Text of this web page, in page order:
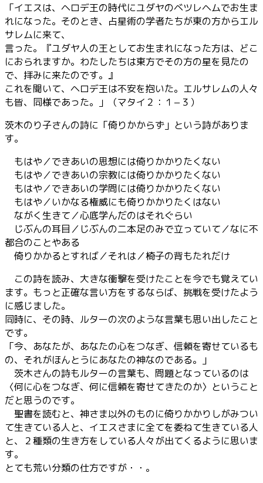
「イエスは、ヘロデ王の時代にユダヤのベツレヘムでお生ま
れになった。そのとき、占星術の学者たちが東の方からエル
サレムに来て、
言った。『ユダヤ人の王としてお生まれになった方は、どこ
におられますか。わたしたちは東方でその方の星を見たの
で、拝みに来たのです。』
これを聞いて、ヘロデ王は不安を抱いた。エルサレムの人々
も皆、同様であった。」（マタイ２：１−３）
茨木のり子さんの詩に「倚りかからず」という詩がありま
す。
もはや／できあいの思想には倚りかかりたくない
もはや／できあいの宗教には倚りかかりたくない
もはや／できあいの学問には倚りかかりたくない
もはや／いかなる権威にも倚りかかりたくはない
ながく生きて／心底学んだのはそれぐらい
じぶんの耳目／じぶんの二本足のみで立っていて／なに不
都合のことやある
倚りかかるとすれば／それは／椅子の背もたれだけ
この詩を読み、大きな衝撃を受けたことを今でも覚えてい
ます。もっと正確な言い方をするならば、挑戦を受けたよう
に感じました。
同時に、その時、ルターの次のような言葉も思い出したこと
です。
「今、あなたが、あなたの心をつなぎ、信頼を寄せているも
の、それがほんとうにあなたの神なのである。」
茨木さんの詩もルターの言葉も、問題となっているのは
〈何に心をつなぎ、何に信頼を寄せてきたのか〉ということ
だと思うのです。
聖書を読むと、神さま以外のものに倚りかかりしがみつい
て生きている人と、イエスさまに全てを委ねて生きている人
と、２種類の生き方をしている人々が出てくるように思いま
す。
とても荒い分類の仕方ですが・・。